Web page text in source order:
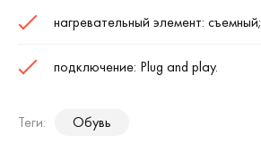
нагревательный элемент: съемный;
подключение: Plug and play.
Теги: Обувь